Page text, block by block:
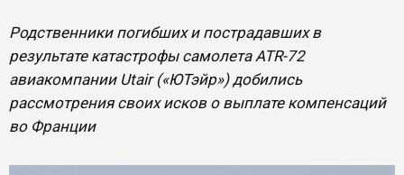
Родственники погибших и пострадавших в
результате катастрофы самолета ATR-72
авиакомпании Utair («ЮТэйр») добились
рассмотрения своих исков о выплате компенсаций
во Франции